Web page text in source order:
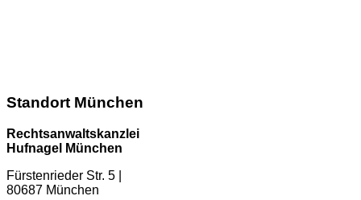
Standort München
Rechtsanwaltskanzlei
Hufnagel München
Fürstenrieder Str. 5
80687 München